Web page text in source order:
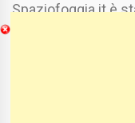
Spaziofoggia.it è